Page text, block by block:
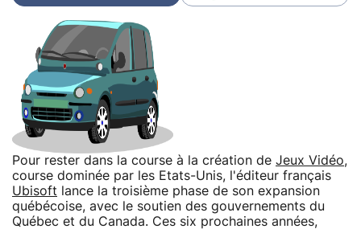
Pour rester dans la course à la création de Jeux Vidéo,
course dominée par les Etats-Unis, l'éditeur français
Ubisoft lance la troisième phase de son expansion
québécoise, avec le soutien des gouvernements du
Québec et du Canada. Ces six prochaines années,